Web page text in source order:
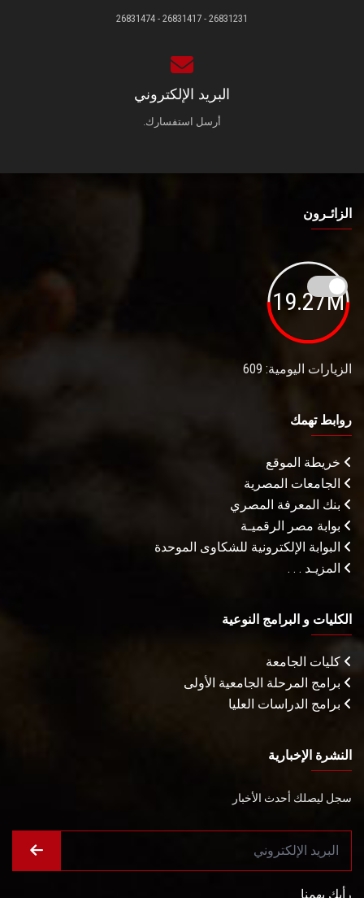
26831231 - 26831417 - 26831474
البريد الإلكتروني
أرسل استفسارك.
الزائـرون
19.27M
الزيارات اليومية: 609
روابط تهمك
خريطة الموقع
الجامعات المصرية
بنك المعرفة المصري
بوابة مصر الرقميـة
البوابة الإلكترونية للشكاوى الموحدة
المزيـد . . .
الكليات و البرامج النوعية
كليات الجامعة
برامج المرحلة الجامعية الأولى
برامج الدراسات العليا
النشرة الإخبارية
سجل ليصلك أحدث الأخبار
رأيك يهمنا